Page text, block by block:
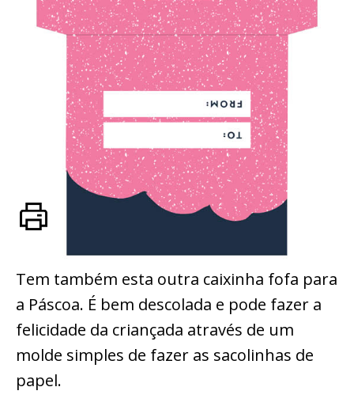
Tem também esta outra caixinha fofa para
a Páscoa. É bem descolada e pode fazer a
felicidade da criançada através de um
molde simples de fazer as sacolinhas de
papel.